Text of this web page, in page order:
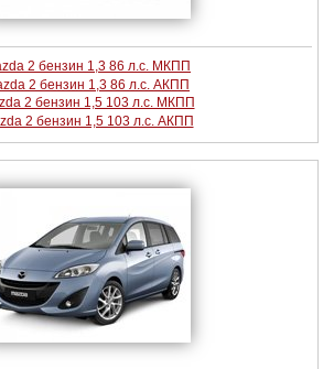
2 бензин 1,3 86 л.с. МКПП
2 бензин 1,3 86 л.с. АКПП
2 бензин 1,5 103 л.с. МКПП
2 бензин 1,5 103 л.с. АКПП